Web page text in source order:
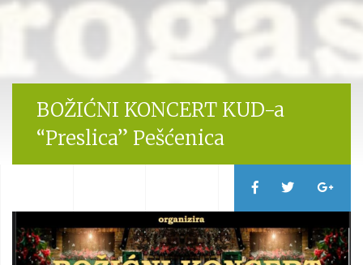
BOŽIĆNI KONCERT KUD-a
“Preslica” Pešćenica